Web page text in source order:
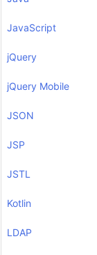
JavaScript
jQuery
jQuery Mobile
JSON
JSP
JSTL
Kotlin
LDAP